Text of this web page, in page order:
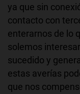
ya que sin
contacto con
enterarnos de lo
solemos
sucedido y
estas averías
que nos